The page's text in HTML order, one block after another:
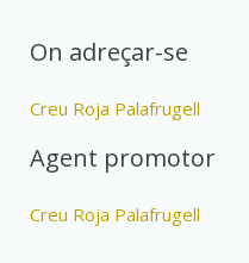
On adreçar-se
Creu Roja Palafrugell
Agent promotor
Creu Roja Palafrugell